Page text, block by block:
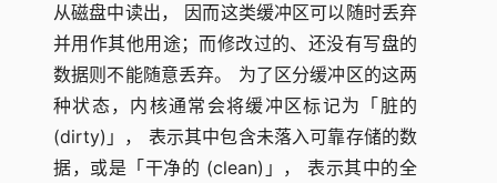
从磁盘中读出， 因而这类缓冲区可以随时丢弃
并用作其他用途；而修改过的、还没有写盘的
数据则不能随意丢弃。 为了区分缓冲区的这两
种状态，内核通常会将缓冲区标记为「脏的
(dirty)」， 表示其中包含未落入可靠存储的数
据，或是「干净的 (clean)」， 表示其中的全